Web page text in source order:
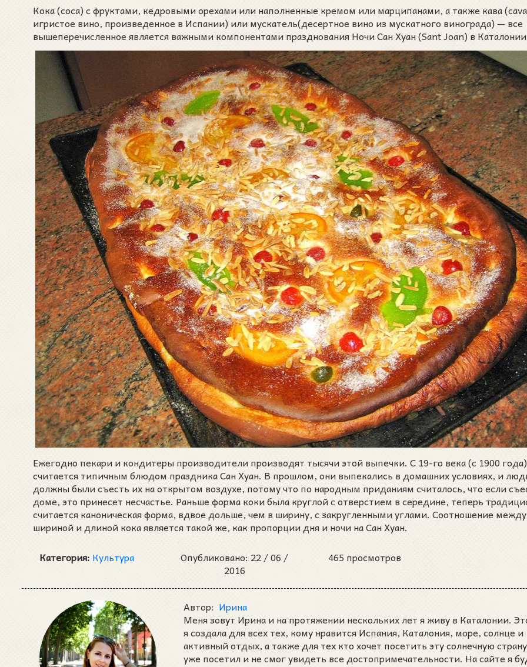
Кока (coca) с фруктами, кедровыми орехами или наполненные кремом или марципанами, а также кава
игристое вино, произведенное в Испании) или мускатель(десертное вино из мускатного винограда) — все
вышеперечисленное является важными компонентами празднования Ночи Сан Хуан (Sant Joan) в
Ежегодно пекари и кондитеры производители производят тысячи этой выпечки. С 19-го века (с 1900
считается типичным блюдом праздника Сан Хуан. В прошлом, они выпекались в домашних условиях, и
должны были съесть их на открытом воздухе, потому что по народным приданиям считалось, что если
доме, это принесет несчастье. Раньше форма коки была круглой с отверстием в середине, теперь
считается каноническая форма, вдвое дольше, чем в ширину, с закругленными углами. Соотношение между
шириной и длиной кока является такой же, как пропорции дня и ночи на Сан Хуан.
Категория: Культура Опубликовано: 22 /06 /
2016
465 просмотров
Автор: Ирина
Меня зовут Ирина и на протяжении нескольких лет я живу в Каталонии.
я создала для всех тех, кому нравится Испания, Каталония, море, солнце и
активный отдых, а также для тех кто хочет посетить эту солнечную
уже посетил и не смог увидеть все достопримечательности. На сайте я